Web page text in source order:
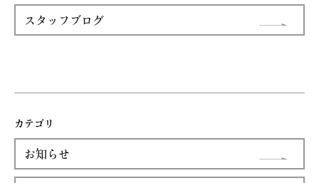
スタッフブログ
カテゴリ
お知らせ